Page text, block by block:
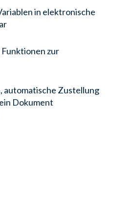
in elektronische
zur
Zustellung
Dokument